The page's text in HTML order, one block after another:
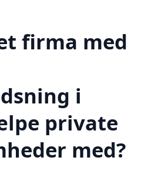
firma med
i
private
med?